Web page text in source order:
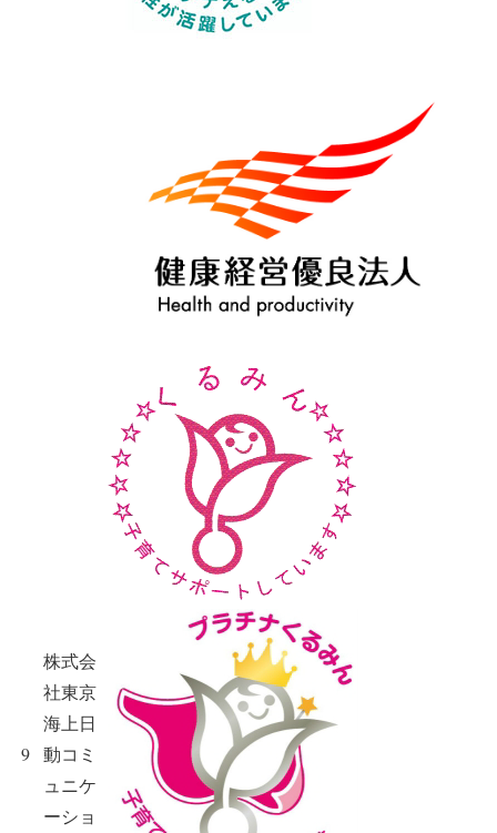
9
株式会
社東京
海上日
動コミ
ュニケ
ーショ